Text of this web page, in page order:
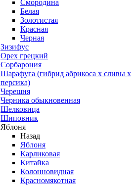
Смородина
Белая
Золотистая
Красная
Черная
Зизифус
Орех грецкий
Сорбарония
Шарафуга (гибрид абрикоса х сливы х
персика)
Черешня
Черника обыкновенная
Шелковица
Шиповник
Яблоня
Назад
Яблоня
Карликовая
Китайка
Колонновидная
Красномякотная